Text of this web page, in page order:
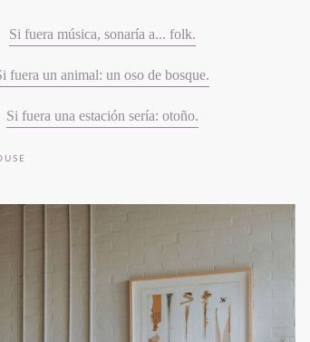
Si fuera música, sonaría a... folk.
fuera un animal: un oso de bosque.
Si fuera una estación sería: otoño.